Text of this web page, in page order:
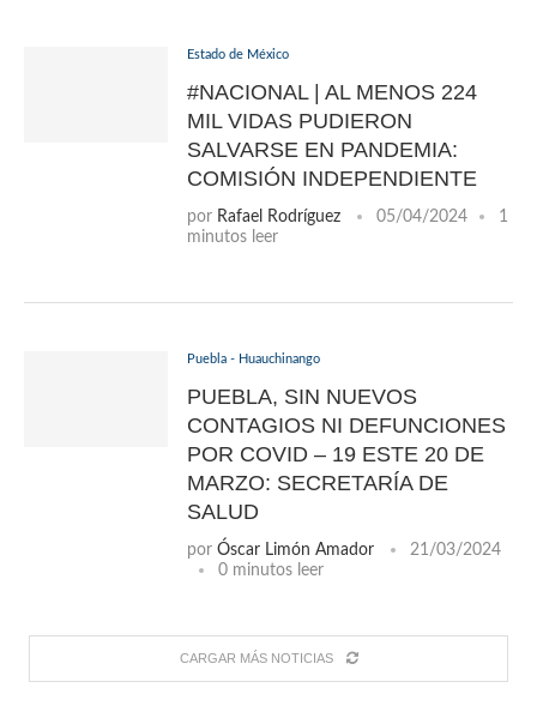
Estado de México
#NACIONAL | AL MENOS 224
MIL VIDAS PUDIERON
SALVARSE EN PANDEMIA:
COMISIÓN INDEPENDIENTE
por Rafael Rodríguez 05/04/2024
1
minutos leer
Puebla - Huauchinango
PUEBLA, SIN NUEVOS
CONTAGIOS NI DEFUNCIONES
POR COVID – 19 ESTE 20 DE
MARZO: SECRETARÍA DE
SALUD
por Óscar Limón Amador
21/03/2024
0 minutos leer
CARGAR MÁS NOTICIAS